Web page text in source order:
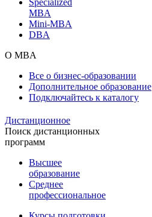
MBA
Mini-MBA
DBA
О MBA
Все о бизнес-образовании
Дополнительное образование
Подключайтесь к каталогу
Дистанционное
Поиск дистанционных
программ
Высшее
образование
Среднее
профессиональное